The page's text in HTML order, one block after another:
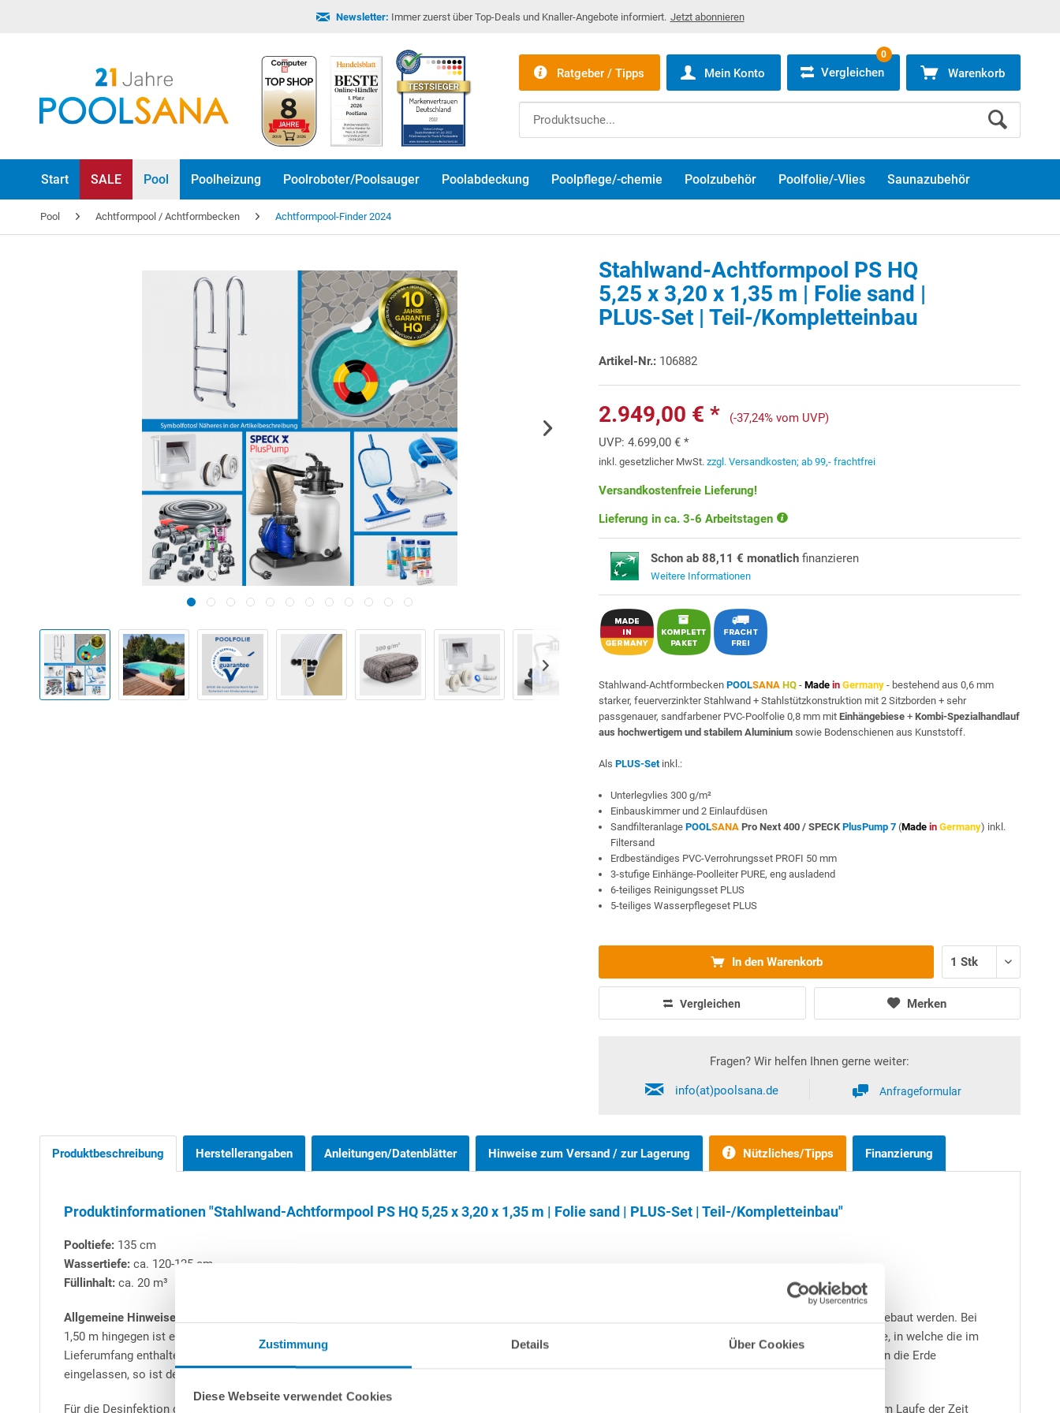
Zustimmung Details Über Cookies
Diese Webseite verwendet Cookies
Newsletter: Immer zuerst über Top-Deals und Knaller-Angebote informiert. Jetzt abonnieren
Ratgeber / Tipps Mein Konto Vergleichen
0
Warenkorb
Start SALE Pool Poolheizung Poolroboter/Poolsauger Poolabdeckung Poolpflege/-chemie Poolzubehör Poolfolie/-Vlies Saunazubehör
Pool Achtformpool / Achtformbecken Achtformpool-Finder 2024
Stahlwand-Achtformpool PS HQ
5,25 x 3,20 x 1,35 m | Folie sand |
PLUS-Set | Teil-/Kompletteinbau
Artikel-Nr.: 106882
2.949,00 € *
(-37,24% vom UVP)
UVP:4.699,00 € *
inkl. gesetzlicher MwSt.zzgl. Versandkosten; ab 99,- frachtfrei
Versandkostenfreie Lieferung!
Lieferung in ca. 3-6 Arbeitstagen
Schon ab 88,11 € monatlich finanzieren
Weitere Informationen
Stahlwand-AchtformbeckenPOOLSANA HQ -Made in Germany - bestehend aus 0,6 mm
starker, feuerverzinkter Stahlwand + Stahlstützkonstruktion mit 2 Sitzborden + sehr
passgenauer, sandfarbener PVC-Poolfolie 0,8 mm mitEinhängebiese +Kombi-Spezialhandlauf
aus hochwertigem und stabilem Aluminium sowie Bodenschienen aus Kunststoff.
AlsPLUS-Setinkl.:
Unterlegvlies 300 g/m²
Einbauskimmer und 2 Einlaufdüsen
SandfilteranlagePOOLSANA Pro Next 400 / SPECK PlusPump 7 (Made in Germany) inkl.
Filtersand
Erdbeständiges PVC-Verrohrungsset PROFI 50 mm
3-stufige Einhänge-Poolleiter PURE, eng ausladend
6-teiliges Reinigungsset PLUS
5-teiliges Wasserpflegeset PLUS
In den Warenkorb
Vergleichen Merken
Fragen? Wir helfen Ihnen gerne weiter:
info(at)poolsana.de Anfrageformular
Produktbeschreibung Finanzierung
Herstellerangaben Anleitungen/Datenblätter Hinweise zum Versand / zur Lagerung Nützliches/Tipps
Produktinformationen "Stahlwand-Achtformpool PS HQ 5,25 x 3,20 x 1,35 m | Folie sand | PLUS-Set | Teil-/Kompletteinbau"
Pooltiefe: 135 cm
Wassertiefe: ca. 120-125 cm
Füllinhalt: ca. 20 m³
Allgemeine Hinweise zu Stahlwand-Achtformbecken:
Alle Achtformpools 1,20 m und 1,35 m können wahlweise frei aufgestellt oder teilweise bzw. ganz eingebaut werden. Bei
1,50 m hingegen ist ein Teileinbau (mind. 50 cm) zwingend vonnöten. Grundsätzlich bei allen Achtformbecken erforderlich ist die Erstellung einer Bodenplatte, in welche die im
Lieferumfang enthaltene Stahl-Stützkonstruktion bestehend aus 2 Seitenstützen sowie 1 Grundträger mit einbetoniert werden muss. Wird der Achtformpool in die Erde
eingelassen, so ist der eingelassene Bereich stets mit Magerbeton zu hinterfüllen.
Für die Desinfektion des Poolwassers empfehlen wir die Verwendung von Mitteln auf Chlor- oder Aktivsauerstoffbasis. Von Salz ist abzuraten, da dies sich im Laufe der Zeit